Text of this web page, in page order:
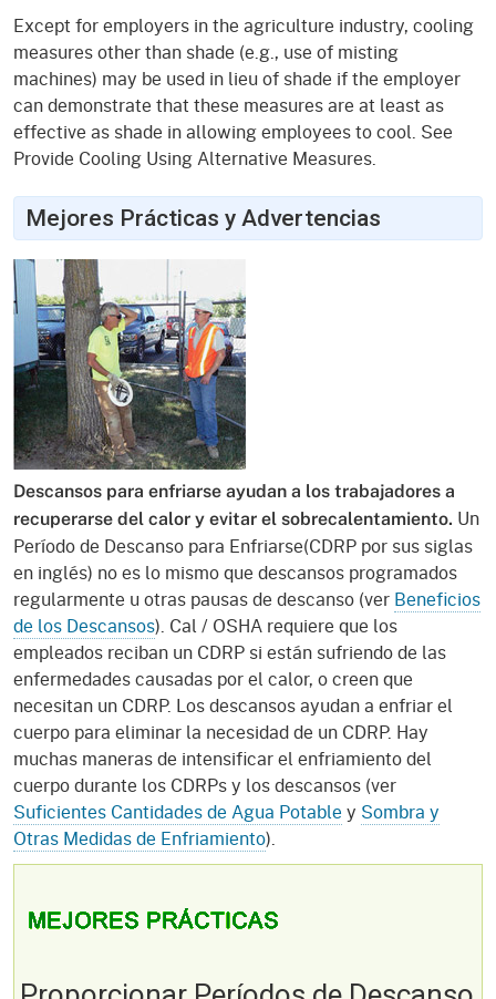
Except for employers in the agriculture industry, cooling
measures other than shade (e.g., use of misting
machines) may be used in lieu of shade if the employer
can demonstrate that these measures are at least as
effective as shade in allowing employees to cool. See
Provide Cooling Using Alternative Measures.
Mejores Prácticas y Advertencias
Descansos para enfriarse ayudan a los trabajadores a
recuperarse del calor y evitar el sobrecalentamiento. Un
Período de Descanso para Enfriarse(CDRP por sus siglas
en inglés) no es lo mismo que descansos programados
regularmente u otras pausas de descanso (ver Beneficios
de los Descansos). Cal / OSHA requiere que los
empleados reciban un CDRP si están sufriendo de las
enfermedades causadas por el calor, o creen que
necesitan un CDRP. Los descansos ayudan a enfriar el
cuerpo para eliminar la necesidad de un CDRP. Hay
muchas maneras de intensificar el enfriamiento del
cuerpo durante los CDRPs y los descansos (ver
Suficientes Cantidades de Agua Potable y Sombra y
Otras Medidas de Enfriamiento).